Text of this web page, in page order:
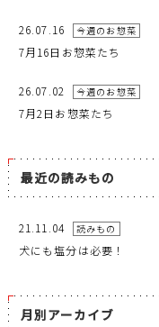
26.07.16 今週のお惣菜
7月16日お惣菜たち
26.07.02 今週のお惣菜
7月2日お惣菜たち
最近の読みもの
21.11.04 読みもの
犬にも塩分は必要！
月別アーカイブ